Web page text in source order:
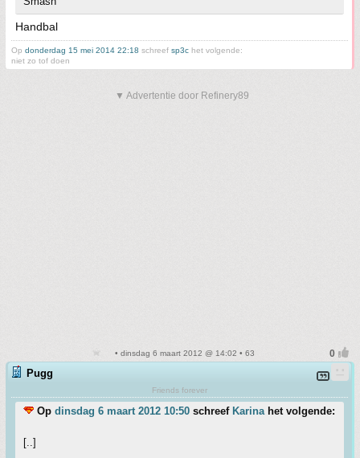
Handbal
Op donderdag 15 mei 2014 22:18 schreef sp3c het volgende:
niet zo tof doen
▼ Advertentie door Refinery89
• dinsdag 6 maart 2012 @ 14:02 • 63
Pugg
Friends forever
Op dinsdag 6 maart 2012 10:50 schreef Karinahet volgende:
[..]